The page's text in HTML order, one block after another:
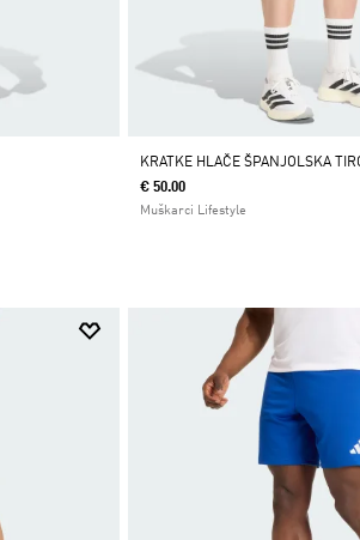
KRATKE HLAČE ŠPANJOLSKA
€ 50.00
Muškarci Lifestyle